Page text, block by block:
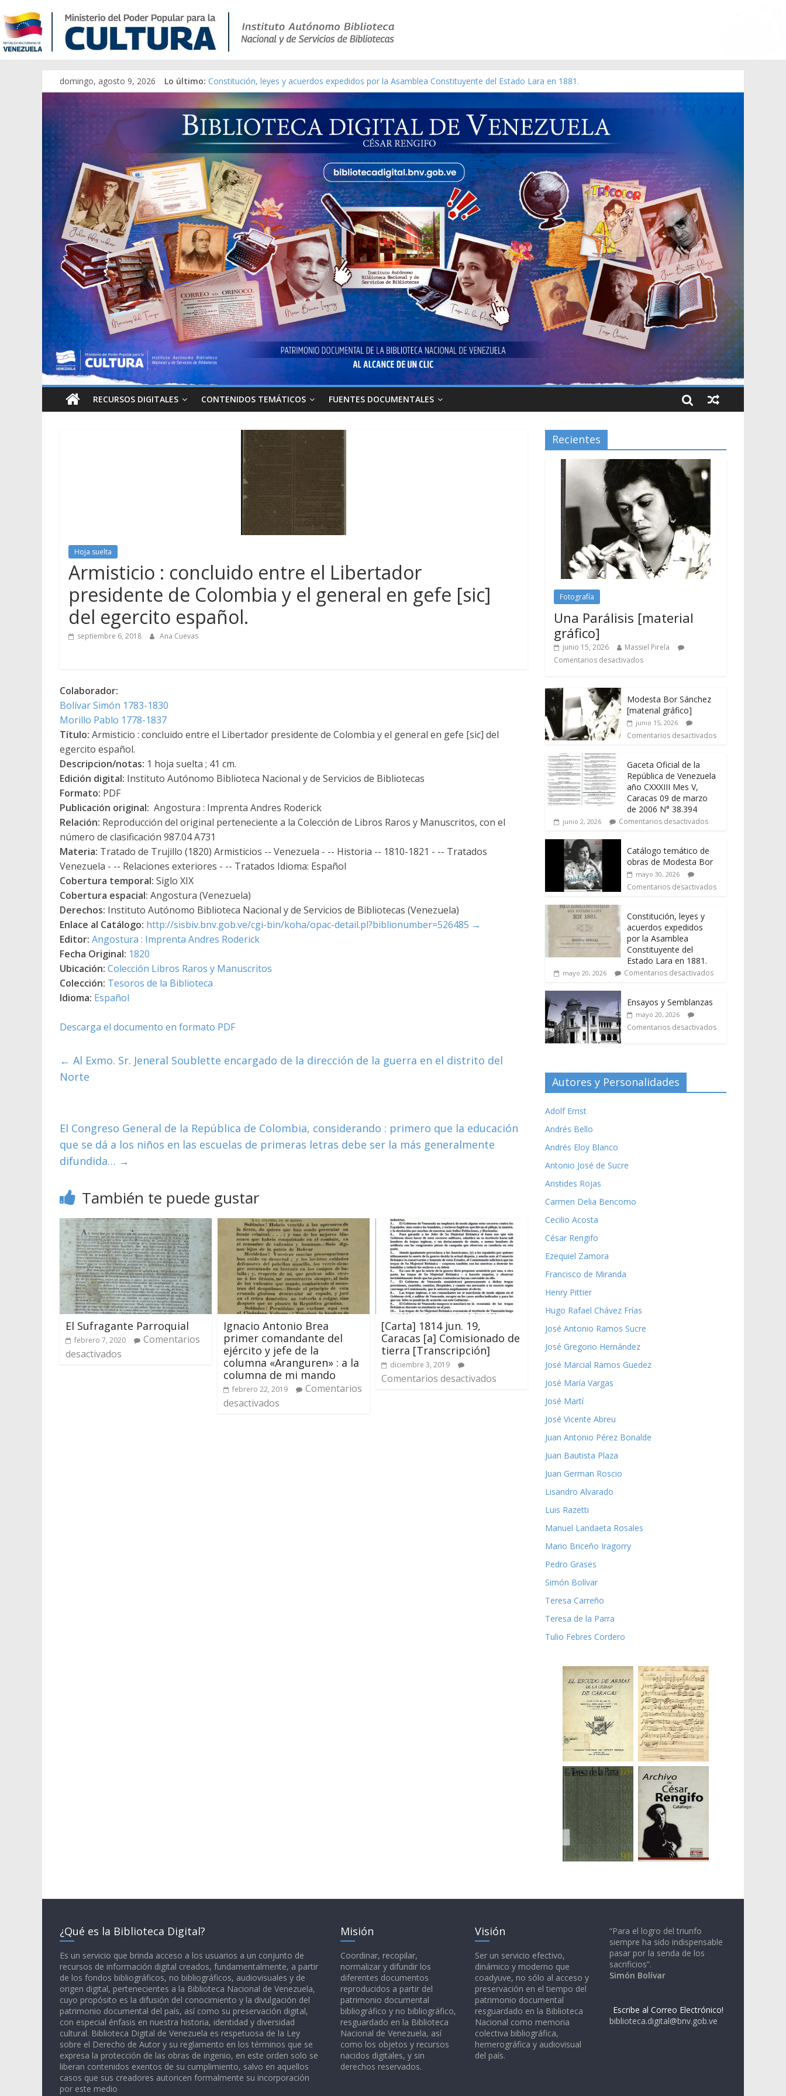
domingo, agosto 9, 2026 Lo último: Constitución, leyes y acuerdos expedidos por la Asamblea Constituyente del Estado Lara en 1881.
Una Parálisis [material gráfico]
Modesta Bor Sánchez [material gráfico]
Gaceta Oficial de la República de Venezuela año CXXXIII Mes V, Caracas 09 de marzo de 2006 N° 38.394
Catálogo temático de obras de Modesta Bor
RECURSOS DIGITALES CONTENIDOS TEMÁTICOS FUENTES DOCUMENTALES
Hoja suelta
Armisticio : concluido entre el Libertador
presidente de Colombia y el general en gefe [sic]
del egercito español.
septiembre 6, 2018 Ana Cuevas
Colaborador:
Bolívar Simón 1783-1830
Morillo Pablo 1778-1837
Título: Armisticio : concluido entre el Libertador presidente de Colombia y el general en gefe [sic] del
egercito español.
Descripcion/notas: 1 hoja suelta ; 41 cm.
Edición digital: Instituto Autónomo Biblioteca Nacional y de Servicios de Bibliotecas
Formato: PDF
Publicación original: Angostura : Imprenta Andres Roderick
Relación: Reproducción del original perteneciente a la Colección de Libros Raros y Manuscritos, con el
número de clasificación 987.04 A731
Materia: Tratado de Trujillo (1820) Armisticios -- Venezuela - -- Historia -- 1810-1821 - -- Tratados
Venezuela - -- Relaciones exteriores - -- Tratados Idioma: Español
Cobertura temporal: Siglo XIX
Cobertura espacial: Angostura (Venezuela)
Derechos: Instituto Autónomo Biblioteca Nacional y de Servicios de Bibliotecas (Venezuela)
Enlace al Catálogo: http://sisbiv.bnv.gob.ve/cgi-bin/koha/opac-detail.pl?biblionumber=526485 →
Editor: Angostura : Imprenta Andres Roderick
Fecha Original: 1820
Ubicación: Colección Libros Raros y Manuscritos
Colección: Tesoros de la Biblioteca
Idioma: Español
Descarga el documento en formato PDF
← Al Exmo. Sr. Jeneral Soublette encargado de la dirección de la guerra en el distrito del
Norte
El Congreso General de la República de Colombia, considerando : primero que la educación
que se dá a los niños en las escuelas de primeras letras debe ser la más generalmente
difundida… →
También te puede gustar
El Sufragante Parroquial
febrero 7, 2020
Comentarios
desactivados
Ignacio Antonio Brea
primer comandante del
ejército y jefe de la
columna «Aranguren» : a la
columna de mi mando
febrero 22, 2019
Comentarios
desactivados
[Carta] 1814 jun. 19,
Caracas [a] Comisionado de
tierra [Transcripción]
diciembre 3, 2019
Comentarios desactivados
Recientes
Fotografía
Una Parálisis [material
gráfico]
junio 15, 2026
Massiel Pirela
Comentarios desactivados
Modesta Bor Sánchez
[material gráfico]
junio 15, 2026
Comentarios desactivados
Gaceta Oficial de la
República de Venezuela
año CXXXIII Mes V,
Caracas 09 de marzo
de 2006 N° 38.394
junio 2, 2026 Comentarios desactivados
Catálogo temático de
obras de Modesta Bor
mayo 30, 2026
Comentarios desactivados
Constitución, leyes y
acuerdos expedidos
por la Asamblea
Constituyente del
Estado Lara en 1881.
mayo 20, 2026 Comentarios desactivados
Ensayos y Semblanzas
mayo 20, 2026
Comentarios desactivados
Autores y Personalidades
Adolf Ernst
Andrés Bello
Andrés Eloy Blanco
Antonio José de Sucre
Aristides Rojas
Carmen Delia Bencomo
Cecilio Acosta
César Rengifo
Ezequiel Zamora
Francisco de Miranda
Henry Pittier
Hugo Rafael Chávez Frías
José Antonio Ramos Sucre
José Gregorio Hernández
José Marcial Ramos Guedez
José María Vargas
José Martí
José Vicente Abreu
Juan Antonio Pérez Bonalde
Juan Bautista Plaza
Juan German Roscio
Lisandro Alvarado
Luis Razetti
Manuel Landaeta Rosales
Mario Briceño Iragorry
Pedro Grases
Simón Bolívar
Teresa Carreño
Teresa de la Parra
Tulio Febres Cordero
¿Qué es la Biblioteca Digital?
Es un servicio que brinda acceso a los usuarios a un conjunto de
recursos de información digital creados, fundamentalmente, a partir
de los fondos bibliográficos, no bibliográficos, audiovisuales y de
origen digital, pertenecientes a la Biblioteca Nacional de Venezuela,
cuyo propósito es la difusión del conocimiento y la divulgación del
patrimonio documental del país, así como su preservación digital,
con especial énfasis en nuestra historia, identidad y diversidad
cultural. Biblioteca Digital de Venezuela es respetuosa de la Ley
sobre el Derecho de Autor y su reglamento en los términos que se
expresa la protección de las obras de ingenio, en este orden solo se
liberan contenidos exentos de su cumplimiento, salvo en aquellos
casos que sus creadores autoricen formalmente su incorporación
por este medio
Misión
Coordinar, recopilar,
normalizar y difundir los
diferentes documentos
reproducidos a partir del
patrimonio documental
bibliográfico y no bibliográfico,
resguardado en la Biblioteca
Nacional de Venezuela, así
como los objetos y recursos
nacidos digitales, y sin
derechos reservados.
Visión
Ser un servicio efectivo,
dinámico y moderno que
coadyuve, no sólo al acceso y
preservación en el tiempo del
patrimonio documental
resguardado en la Biblioteca
Nacional como memoria
colectiva bibliográfica,
hemerográfica y audiovisual
del país.
“Para el logro del triunfo
siempre ha sido indispensable
pasar por la senda de los
sacrificios”.
Simón Bolívar
Escribe al Correo Electrónico!
biblioteca.digital@bnv.gob.ve